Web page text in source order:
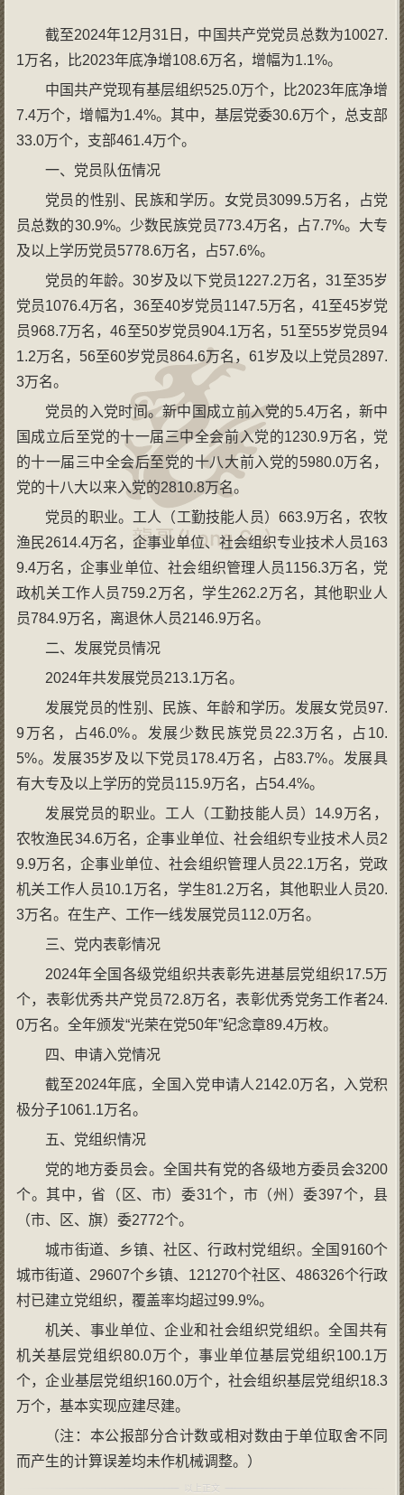
截至2024年12月31日，中国共产党党员总数为10027.
1万名，比2023年底净增108.6万名，增幅为1.1%。
中国共产党现有基层组织525.0万个，比2023年底净增
7.4万个，增幅为1.4%。其中，基层党委30.6万个，总支部
33.0万个，支部461.4万个。
一、党员队伍情况
党员的性别、民族和学历。女党员3099.5万名，占党
员总数的30.9%。少数民族党员773.4万名，占7.7%。大专
及以上学历党员5778.6万名，占57.6%。
党员的年龄。30岁及以下党员1227.2万名，31至35岁
党员1076.4万名，36至40岁党员1147.5万名，41至45岁党
员968.7万名，46至50岁党员904.1万名，51至55岁党员94
1.2万名，56至60岁党员864.6万名，61岁及以上党员2897.
3万名。
党员的入党时间。新中国成立前入党的5.4万名，新中
国成立后至党的十一届三中全会前入党的1230.9万名，党
的十一届三中全会后至党的十八大前入党的5980.0万名，
党的十八大以来入党的2810.8万名。
党员的职业。工人（工勤技能人员）663.9万名，农牧
渔民2614.4万名，企事业单位、社会组织专业技术人员163
9.4万名，企事业单位、社会组织管理人员1156.3万名，党
政机关工作人员759.2万名，学生262.2万名，其他职业人
员784.9万名，离退休人员2146.9万名。
二、发展党员情况
2024年共发展党员213.1万名。
发展党员的性别、民族、年龄和学历。发展女党员97.
9万名，占46.0%。发展少数民族党员22.3万名，占10.
5%。发展35岁及以下党员178.4万名，占83.7%。发展具
有大专及以上学历的党员115.9万名，占54.4%。
发展党员的职业。工人（工勤技能人员）14.9万名，
农牧渔民34.6万名，企事业单位、社会组织专业技术人员2
9.9万名，企事业单位、社会组织管理人员22.1万名，党政
机关工作人员10.1万名，学生81.2万名，其他职业人员20.
3万名。在生产、工作一线发展党员112.0万名。
三、党内表彰情况
2024年全国各级党组织共表彰先进基层党组织17.5万
个，表彰优秀共产党员72.8万名，表彰优秀党务工作者24.
0万名。全年颁发“光荣在党50年”纪念章89.4万枚。
四、申请入党情况
截至2024年底，全国入党申请人2142.0万名，入党积
极分子1061.1万名。
五、党组织情况
党的地方委员会。全国共有党的各级地方委员会3200
个。其中，省（区、市）委31个，市（州）委397个，县
（市、区、旗）委2772个。
城市街道、乡镇、社区、行政村党组织。全国9160个
城市街道、29607个乡镇、121270个社区、486326个行政
村已建立党组织，覆盖率均超过99.9%。
机关、事业单位、企业和社会组织党组织。全国共有
机关基层党组织80.0万个，事业单位基层党组织100.1万
个，企业基层党组织160.0万个，社会组织基层党组织18.3
万个，基本实现应建尽建。
（注：本公报部分合计数或相对数由于单位取舍不同
而产生的计算误差均未作机械调整。）